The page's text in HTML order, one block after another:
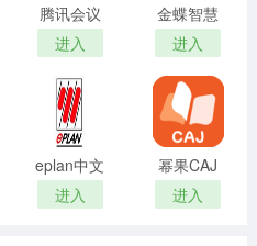
腾讯会议
电脑版-视
频会议
进入
金蝶智慧
记官方版
进入
eplan中文
版_eplan
electric
进入
幂果CAJ
阅读转换
器
进入